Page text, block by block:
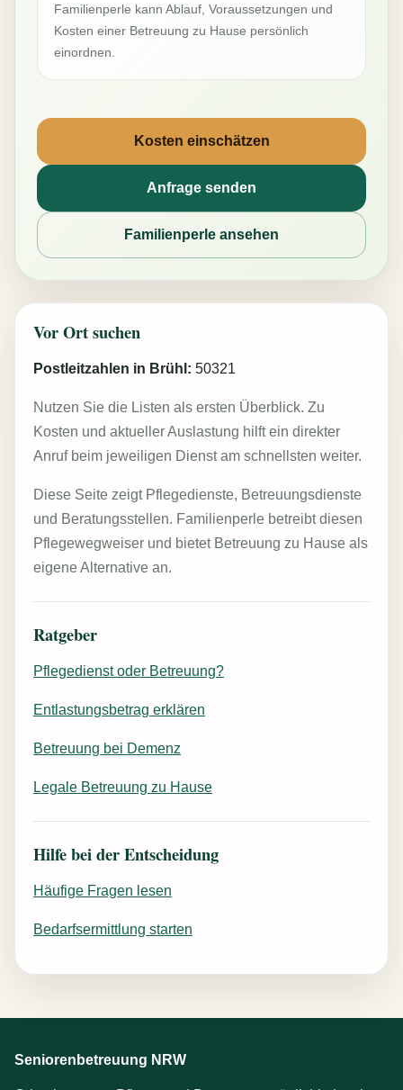
Familienperle kann Ablauf, Voraussetzungen und
Kosten einer Betreuung zu Hause persönlich
einordnen.
Kosten einschätzen
Anfrage senden
Familienperle ansehen
Vor Ort suchen
Postleitzahlen in Brühl: 50321
Nutzen Sie die Listen als ersten Überblick. Zu
Kosten und aktueller Auslastung hilft ein direkter
Anruf beim jeweiligen Dienst am schnellsten weiter.
Diese Seite zeigt Pflegedienste, Betreuungsdienste
und Beratungsstellen. Familienperle betreibt diesen
Pflegewegweiser und bietet Betreuung zu Hause als
eigene Alternative an.
Ratgeber
Pflegedienst oder Betreuung?
Entlastungsbetrag erklären
Betreuung bei Demenz
Legale Betreuung zu Hause
Hilfe bei der Entscheidung
Häufige Fragen lesen
Bedarfsermittlung starten
Seniorenbetreuung NRW